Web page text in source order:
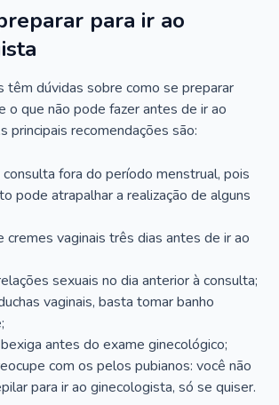
para ir ao
têm dúvidas sobre como se preparar
o que não pode fazer antes de ir ao
principais recomendações são:
fora do período menstrual, pois
pode atrapalhar a realização de alguns
cremes vaginais três dias antes de ir ao
sexuais no dia anterior à consulta;
vaginais, basta tomar banho
antes do exame ginecológico;
com os pelos pubianos: você não
para ir ao ginecologista, só se quiser.